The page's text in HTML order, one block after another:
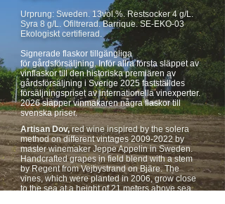
Urprung: Sweden. 13vol.%. Restsocker 4 g/L.
Syra 8 g/L. Ofiltrerad. Barrique. SE-EKO-03
Ekologiskt certifierad.
Signerade flaskor tillgängliga
för gårdsförsäljning. Inför allra första släppet av
vinflaskor till den historiska premiären av
gårdsförsäljning i Sverige 2025 fastställdes
försäljningspriset av internationella vinexperter.
2026 släpper vinmakaren några flaskor till
svenska priser.
Artisan Dov,red wine inspired by the solera
method on different vintages2009-2022by
master winemaker Jeppe Appelin in Sweden.
Handcrafted grapes in field blend with a stem
by Regent from Vejbystrand on Bjäre. The
vines, which were planted in 2006, grow close
to the sea at a height of 21 meters above sea